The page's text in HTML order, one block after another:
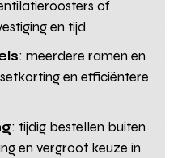
of
en tijd
: meerdere ramen en
en efficiëntere
: tijdig bestellen buiten
en vergroot keuze in